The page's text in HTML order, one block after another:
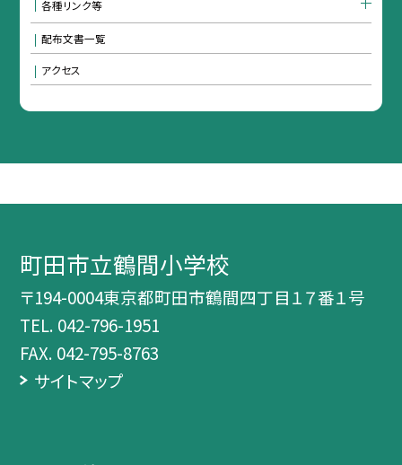
各種リンク等
配布文書一覧
アクセス
町田市立鶴間小学校
〒194-0004東京都町田市鶴間四丁目１７番１号
TEL. 042-796-1951
FAX. 042-795-8763
サイトマップ